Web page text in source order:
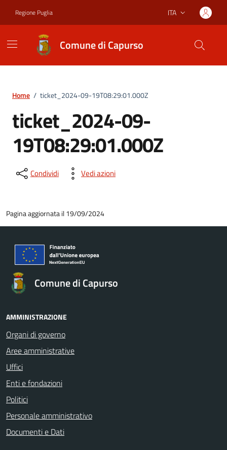
Regione Puglia Lingua attiva:
ITA
Comune di Capurso
Home / ticket_2024-09-19T08:29:01.000Z
ticket_2024-09-
19T08:29:01.000Z
Condividi Vedi azioni
Pagina aggiornata il 19/09/2024
Comune di Capurso
AMMINISTRAZIONE
Organi di governo
Aree amministrative
Uffici
Enti e fondazioni
Politici
Personale amministrativo
Documenti e Dati